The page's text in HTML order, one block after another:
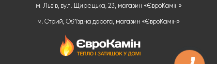
м. Львів, вул. Щирецька, 23, магазин «ЄвроКамін»
м. Стрий, Обʼїздна дорога, магазин «ЄвроКамін»